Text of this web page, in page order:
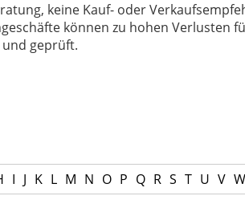
keine Kauf- oder
können zu hohen Verlusten
geprüft.
I J K L M N O P Q R S T U V W